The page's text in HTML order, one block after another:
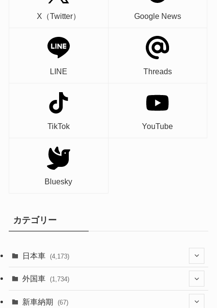
X（Twitter） Google News
LINE Threads
TikTok YouTube
Bluesky
カテゴリー
日本車 (4,173)
(1,321)
(329)
外国車 (1,734)
新車納期 (67)